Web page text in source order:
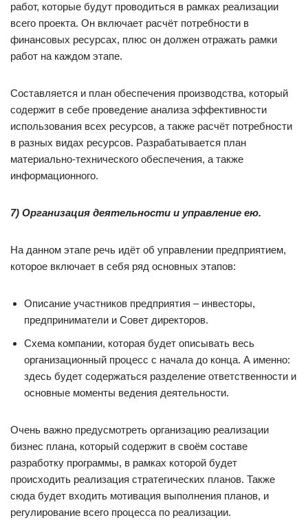
работ, которые будут проводиться в рамках реализации
всего проекта. Он включает расчёт потребности в
финансовых ресурсах, плюс он должен отражать рамки
работ на каждом этапе.
Составляется и план обеспечения производства, который
содержит в себе проведение анализа эффективности
использования всех ресурсов, а также расчёт потребности
в разных видах ресурсов. Разрабатывается план
материально-технического обеспечения, а также
информационного.
7) Организация деятельности и управление ею.
На данном этапе речь идёт об управлении предприятием,
которое включает в себя ряд основных этапов:
Описание участников предприятия – инвесторы,
предприниматели и Совет директоров.
Схема компании, которая будет описывать весь
организационный процесс с начала до конца. А именно:
здесь будет содержаться разделение ответственности и
основные моменты ведения деятельности.
Очень важно предусмотреть организацию реализации
бизнес плана, который содержит в своём составе
разработку программы, в рамках которой будет
происходить реализация стратегических планов. Также
сюда будет входить мотивация выполнения планов, и
регулирование всего процесса по реализации.